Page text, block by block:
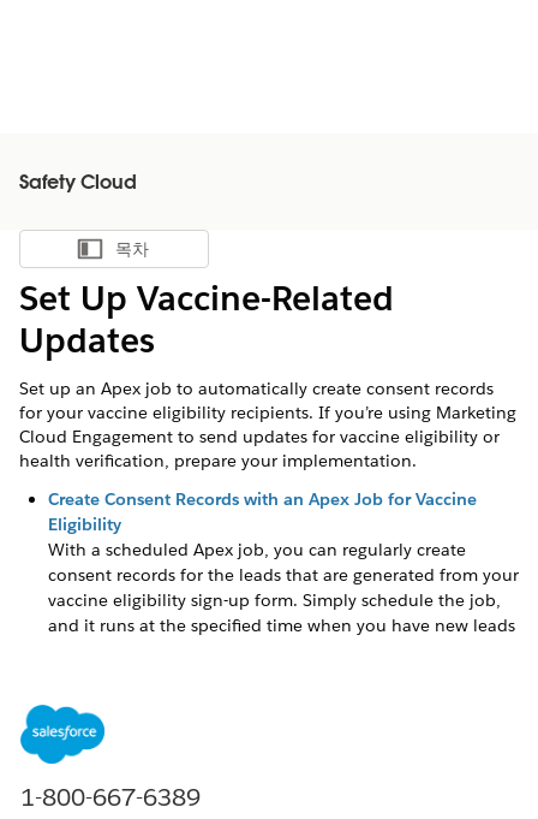
Safety Cloud
목차 표시
목차
Set Up Vaccine-Related
Updates
Set up an Apex job to automatically create consent records
for your vaccine eligibility recipients. If you’re using Marketing
Cloud Engagement to send updates for vaccine eligibility or
health verification, prepare your implementation.
Create Consent Records with an Apex Job for Vaccine
Eligibility
With a scheduled Apex job, you can regularly create
consent records for the leads that are generated from your
vaccine eligibility sign-up form. Simply schedule the job,
and it runs at the specified time when you have new leads
개선을 위한 의견을 보내주세요.
1-800-667-6389